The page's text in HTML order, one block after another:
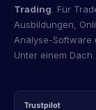
Trading . Für
Ausbildungen,
Analyse-Software
Unter einem Dach.
Trustpilot